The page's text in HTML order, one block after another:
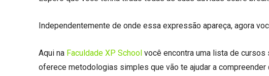
Independentemente de onde essa expressão apareça, agora
Aqui na Faculdade XP School você encontra uma lista de
oferece metodologias simples que vão te ajudar a